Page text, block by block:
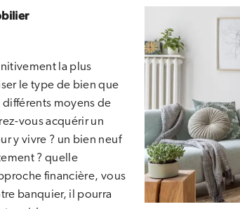
la plus
le type de bien que
moyens de
vous acquérir un
y vivre ? un bien neuf
? quelle
financière, vous
banquier, il pourra